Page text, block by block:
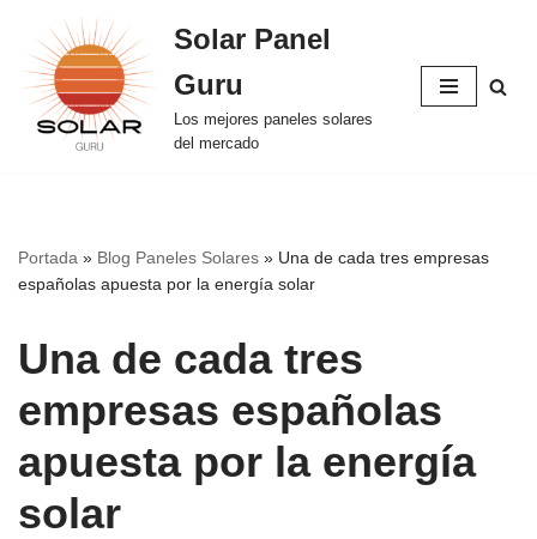
Saltar
al
contenido
Solar Panel
Guru
Los mejores paneles solares
del mercado
Portada » Blog Paneles Solares » Una de cada tres empresas
españolas apuesta por la energía solar
Una de cada tres
empresas españolas
apuesta por la energía
solar